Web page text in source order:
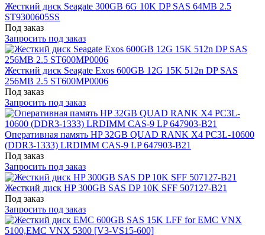
Жесткий диск Seagate 300GB 6G 10K DP SAS 64MB 2.5
ST9300605SS
Под заказ
Запросить под заказ
Жесткий диск Seagate Exos 600GB 12G 15K 512n DP SAS
256MB 2.5 ST600MP0006
Под заказ
Запросить под заказ
Оперативная память HP 32GB QUAD RANK X4 PC3L-10600
(DDR3-1333) LRDIMM CAS-9 LP 647903-B21
Под заказ
Запросить под заказ
Жесткий диск HP 300GB SAS DP 10K SFF 507127-B21
Под заказ
Запросить под заказ